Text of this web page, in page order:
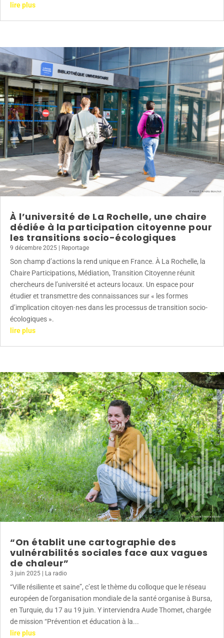
lire plus
À l’université de La Rochelle, une chaire
dédiée à la participation citoyenne pour
les transitions socio-écologiques
9 décembre 2025 | Reportage
Son champ d’actions la rend unique en France. À La Rochelle, la
Chaire Participations, Médiation, Transition Citoyenne réunit
chercheurs de l’université et acteurs locaux. Un espace pour
étudier et transmettre des connaissances sur « les formes
d’implication citoyen·nes dans les processus de transition socio-
écologiques ».
lire plus
“On établit une cartographie des
vulnérabilités sociales face aux vagues
de chaleur”
3 juin 2025 La radio
“Ville résiliente et saine”, c’est le thème du colloque que le réseau
européen de l’organisation mondiale de la santé organise à Bursa,
en Turquie, du 17 au 19 juin. Y interviendra Aude Thomet, chargée
de mission “Prévention et éducation à la...
lire plus